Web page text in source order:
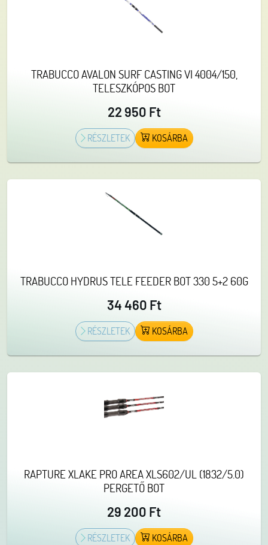
TRABUCCO AVALON SURF CASTING VI 4004/150,
TELESZKÓPOS BOT
22 950 Ft
RÉSZLETEK KOSÁRBA
TRABUCCO HYDRUS TELE FEEDER BOT 330 5+2 60G
34 460 Ft
RÉSZLETEK KOSÁRBA
RAPTURE XLAKE PRO AREA XLS602/UL (1832/5.0)
PERGETŐ BOT
29 200 Ft
RÉSZLETEK KOSÁRBA